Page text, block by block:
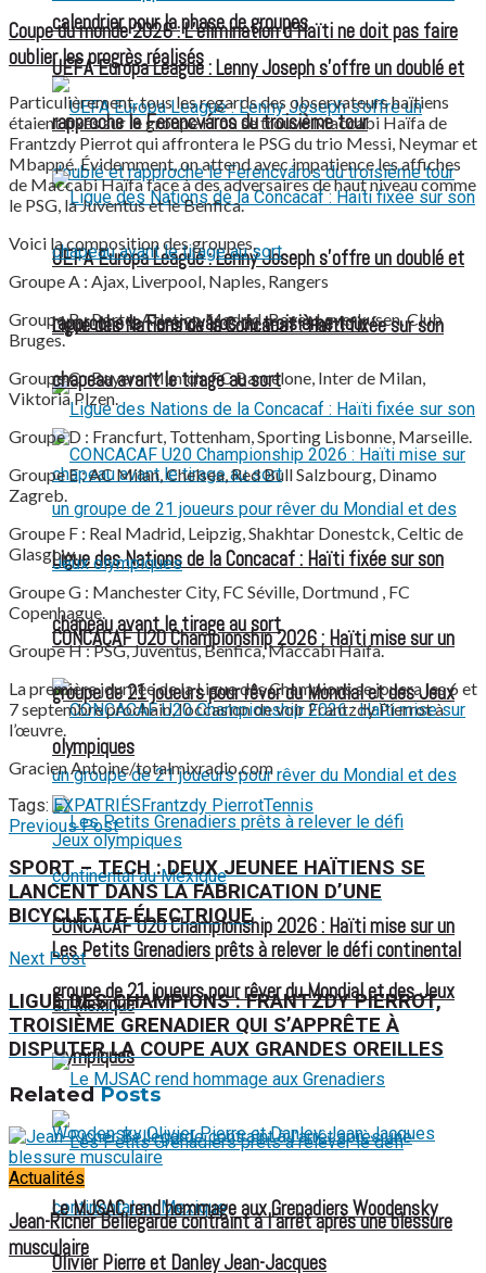
calendrier pour la phase de groupes
UEFA Europa League : Lenny Joseph s’offre un doublé et
rapproche le Ferencváros du troisième tour
Ligue des Nations de la Concacaf : Haïti fixée sur son
chapeau avant le tirage au sort
CONCACAF U20 Championship 2026 : Haïti mise sur un
groupe de 21 joueurs pour rêver du Mondial et des Jeux
olympiques
UEFA Europa League : Lenny Joseph s’offre un doublé et
rapproche le Ferencváros du troisième tour
Ligue des Nations de la Concacaf : Haïti fixée sur son
chapeau avant le tirage au sort
CONCACAF U20 Championship 2026 : Haïti mise sur un
groupe de 21 joueurs pour rêver du Mondial et des Jeux
olympiques
Les Petits Grenadiers prêts à relever le défi continental
au Mexique
Le MJSAC rend hommage aux Grenadiers Woodensky
Olivier Pierre et Danley Jean-Jacques
Coupe du monde 2026 : L’élimination d’Haïti ne doit pas faire
oublier les progrès réalisés
Particulièrement, tous les regards des observateurs haïtiens
étaient fixés sur le groupe H où se trouve Maccabi Haïfa de
Frantzdy Pierrot qui affrontera le PSG du trio Messi, Neymar et
Mbappé. Évidemment, on attend avec impatience les affiches
de Maccabi Haïfa face à des adversaires de haut niveau comme
le PSG, la Juventus et le Benfica.
Voici la composition des groupes.
Groupe A : Ajax, Liverpool, Naples, Rangers
Groupe B : Porto, Atletico Madrid, Bayer Leverkusen, Club
Bruges.
Groupe C : Bayern Munich, FC Barcelone, Inter de Milan,
Viktoria Plzen.
Groupe D : Francfurt, Tottenham, Sporting Lisbonne, Marseille.
Groupe E : AC Milan, Chelsea, Red Bull Salzbourg, Dinamo
Zagreb.
Groupe F : Real Madrid, Leipzig, Shakhtar Donestck, Celtic de
Glasgow.
Groupe G : Manchester City, FC Séville, Dortmund , FC
Copenhague.
Groupe H : PSG, Juventus, Benfica, Maccabi Haïfa.
La première journée de la Ligue des Champions se jouera les 6 et
7 septembre prochain, l’occasion de voir Frantzdy Pierrot à
l’œuvre.
Gracien Antoine/totalmixradio.com
Tags: EXPATRIÉSFrantzdy PierrotTennis
Previous Post
SPORT – TECH : DEUX JEUNEE HAÏTIENS SE
LANCENT DANS LA FABRICATION D’UNE
BICYCLETTE ÉLECTRIQUE
Next Post
LIGUE DES CHAMPIONS : FRANTZDY PIERROT,
TROISIÈME GRENADIER QUI S’APPRÊTE À
DISPUTER LA COUPE AUX GRANDES OREILLES
RelatedPosts
Actualités
Jean-Ricner Bellegarde contraint à l’arrêt après une blessure
musculaire